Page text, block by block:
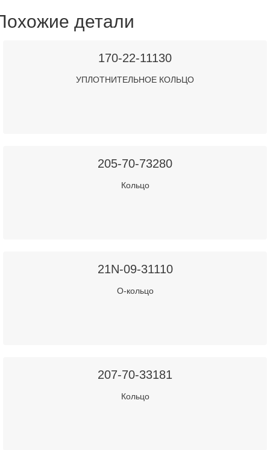
детали
170-22-11130
УПЛОТНИТЕЛЬНОЕ КОЛЬЦО
205-70-73280
Кольцо
21N-09-31110
О-кольцо
207-70-33181
Кольцо